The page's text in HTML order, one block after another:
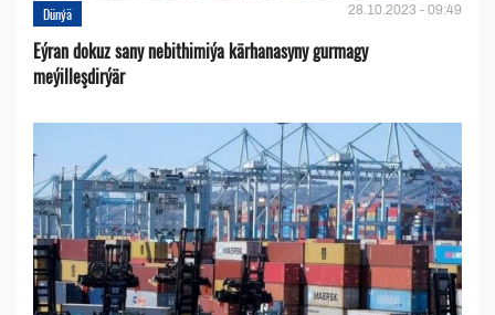
Dünýä 28.10.2023 - 09:49
Eýran dokuz sany nebithimiýa kärhanasyny gurmagy
meýilleşdirýär